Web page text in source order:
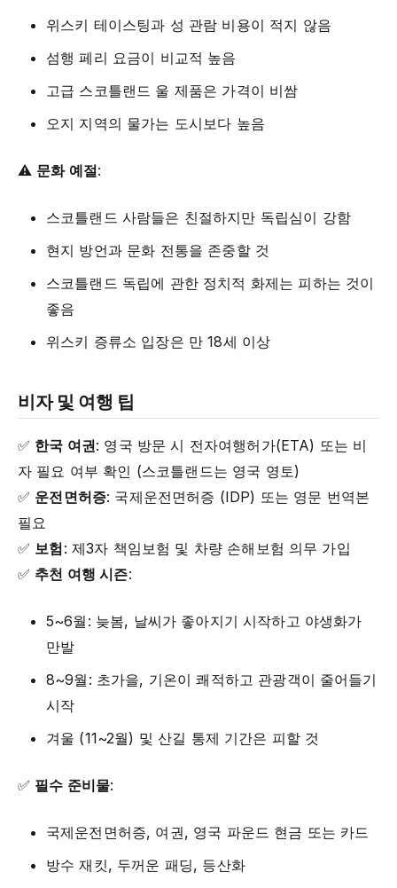
위스키 테이스팅과 성 관람 비용이 적지 않음
섬행 페리 요금이 비교적 높음
고급 스코틀랜드 울 제품은 가격이 비쌈
오지 지역의 물가는 도시보다 높음
⚠️ 문화 예절:
스코틀랜드 사람들은 친절하지만 독립심이 강함
현지 방언과 문화 전통을 존중할 것
스코틀랜드 독립에 관한 정치적 화제는 피하는 것이
좋음
위스키 증류소 입장은 만 18세 이상
비자 및 여행 팁
✅ 한국 여권: 영국 방문 시 전자여행허가(ETA) 또는 비
자 필요 여부 확인 (스코틀랜드는 영국 영토)
✅ 운전면허증: 국제운전면허증 (IDP) 또는 영문 번역본
필요
✅ 보험: 제3자 책임보험 및 차량 손해보험 의무 가입
✅ 추천 여행 시즌:
5~6월: 늦봄, 날씨가 좋아지기 시작하고 야생화가
만발
8~9월: 초가을, 기온이 쾌적하고 관광객이 줄어들기
시작
겨울 (11~2월) 및 산길 통제 기간은 피할 것
✅ 필수 준비물:
국제운전면허증, 여권, 영국 파운드 현금 또는 카드
방수 재킷, 두꺼운 패딩, 등산화